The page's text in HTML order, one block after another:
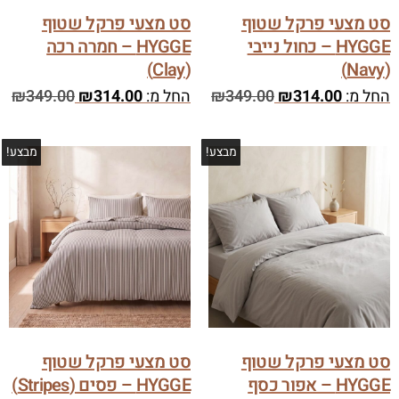
סט מצעי פרקל שטוף
HYGGE – כחול נייבי
(Navy)
החל מ: ₪314.00
₪349.00
סט מצעי פרקל שטוף
HYGGE – חמרה רכה
(Clay)
החל מ: ₪314.00
₪349.00
מבצע!
סט מצעי פרקל שטוף
HYGGE – אפור כסף
מבצע!
סט מצעי פרקל שטוף
HYGGE – פסים (Stripes)